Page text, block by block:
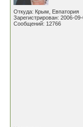
Откуда: Крым, Евпатория
Зарегистрирован: 2006-
Сообщений: 12766